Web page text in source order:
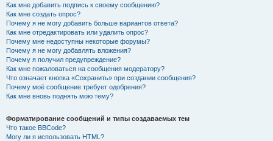
Как мне добавить подпись к своему сообщению?
Как мне создать опрос?
Почему я не могу добавить больше вариантов ответа?
Как мне отредактировать или удалить опрос?
Почему мне недоступны некоторые форумы?
Почему я не могу добавлять вложения?
Почему я получил предупреждение?
Как мне пожаловаться на сообщения модератору?
Что означает кнопка «Сохранить» при создании сообщения?
Почему моё сообщение требует одобрения?
Как мне вновь поднять мою тему?
Форматирование сообщений и типы создаваемых тем
Что такое BBCode?
Могу ли я использовать HTML?